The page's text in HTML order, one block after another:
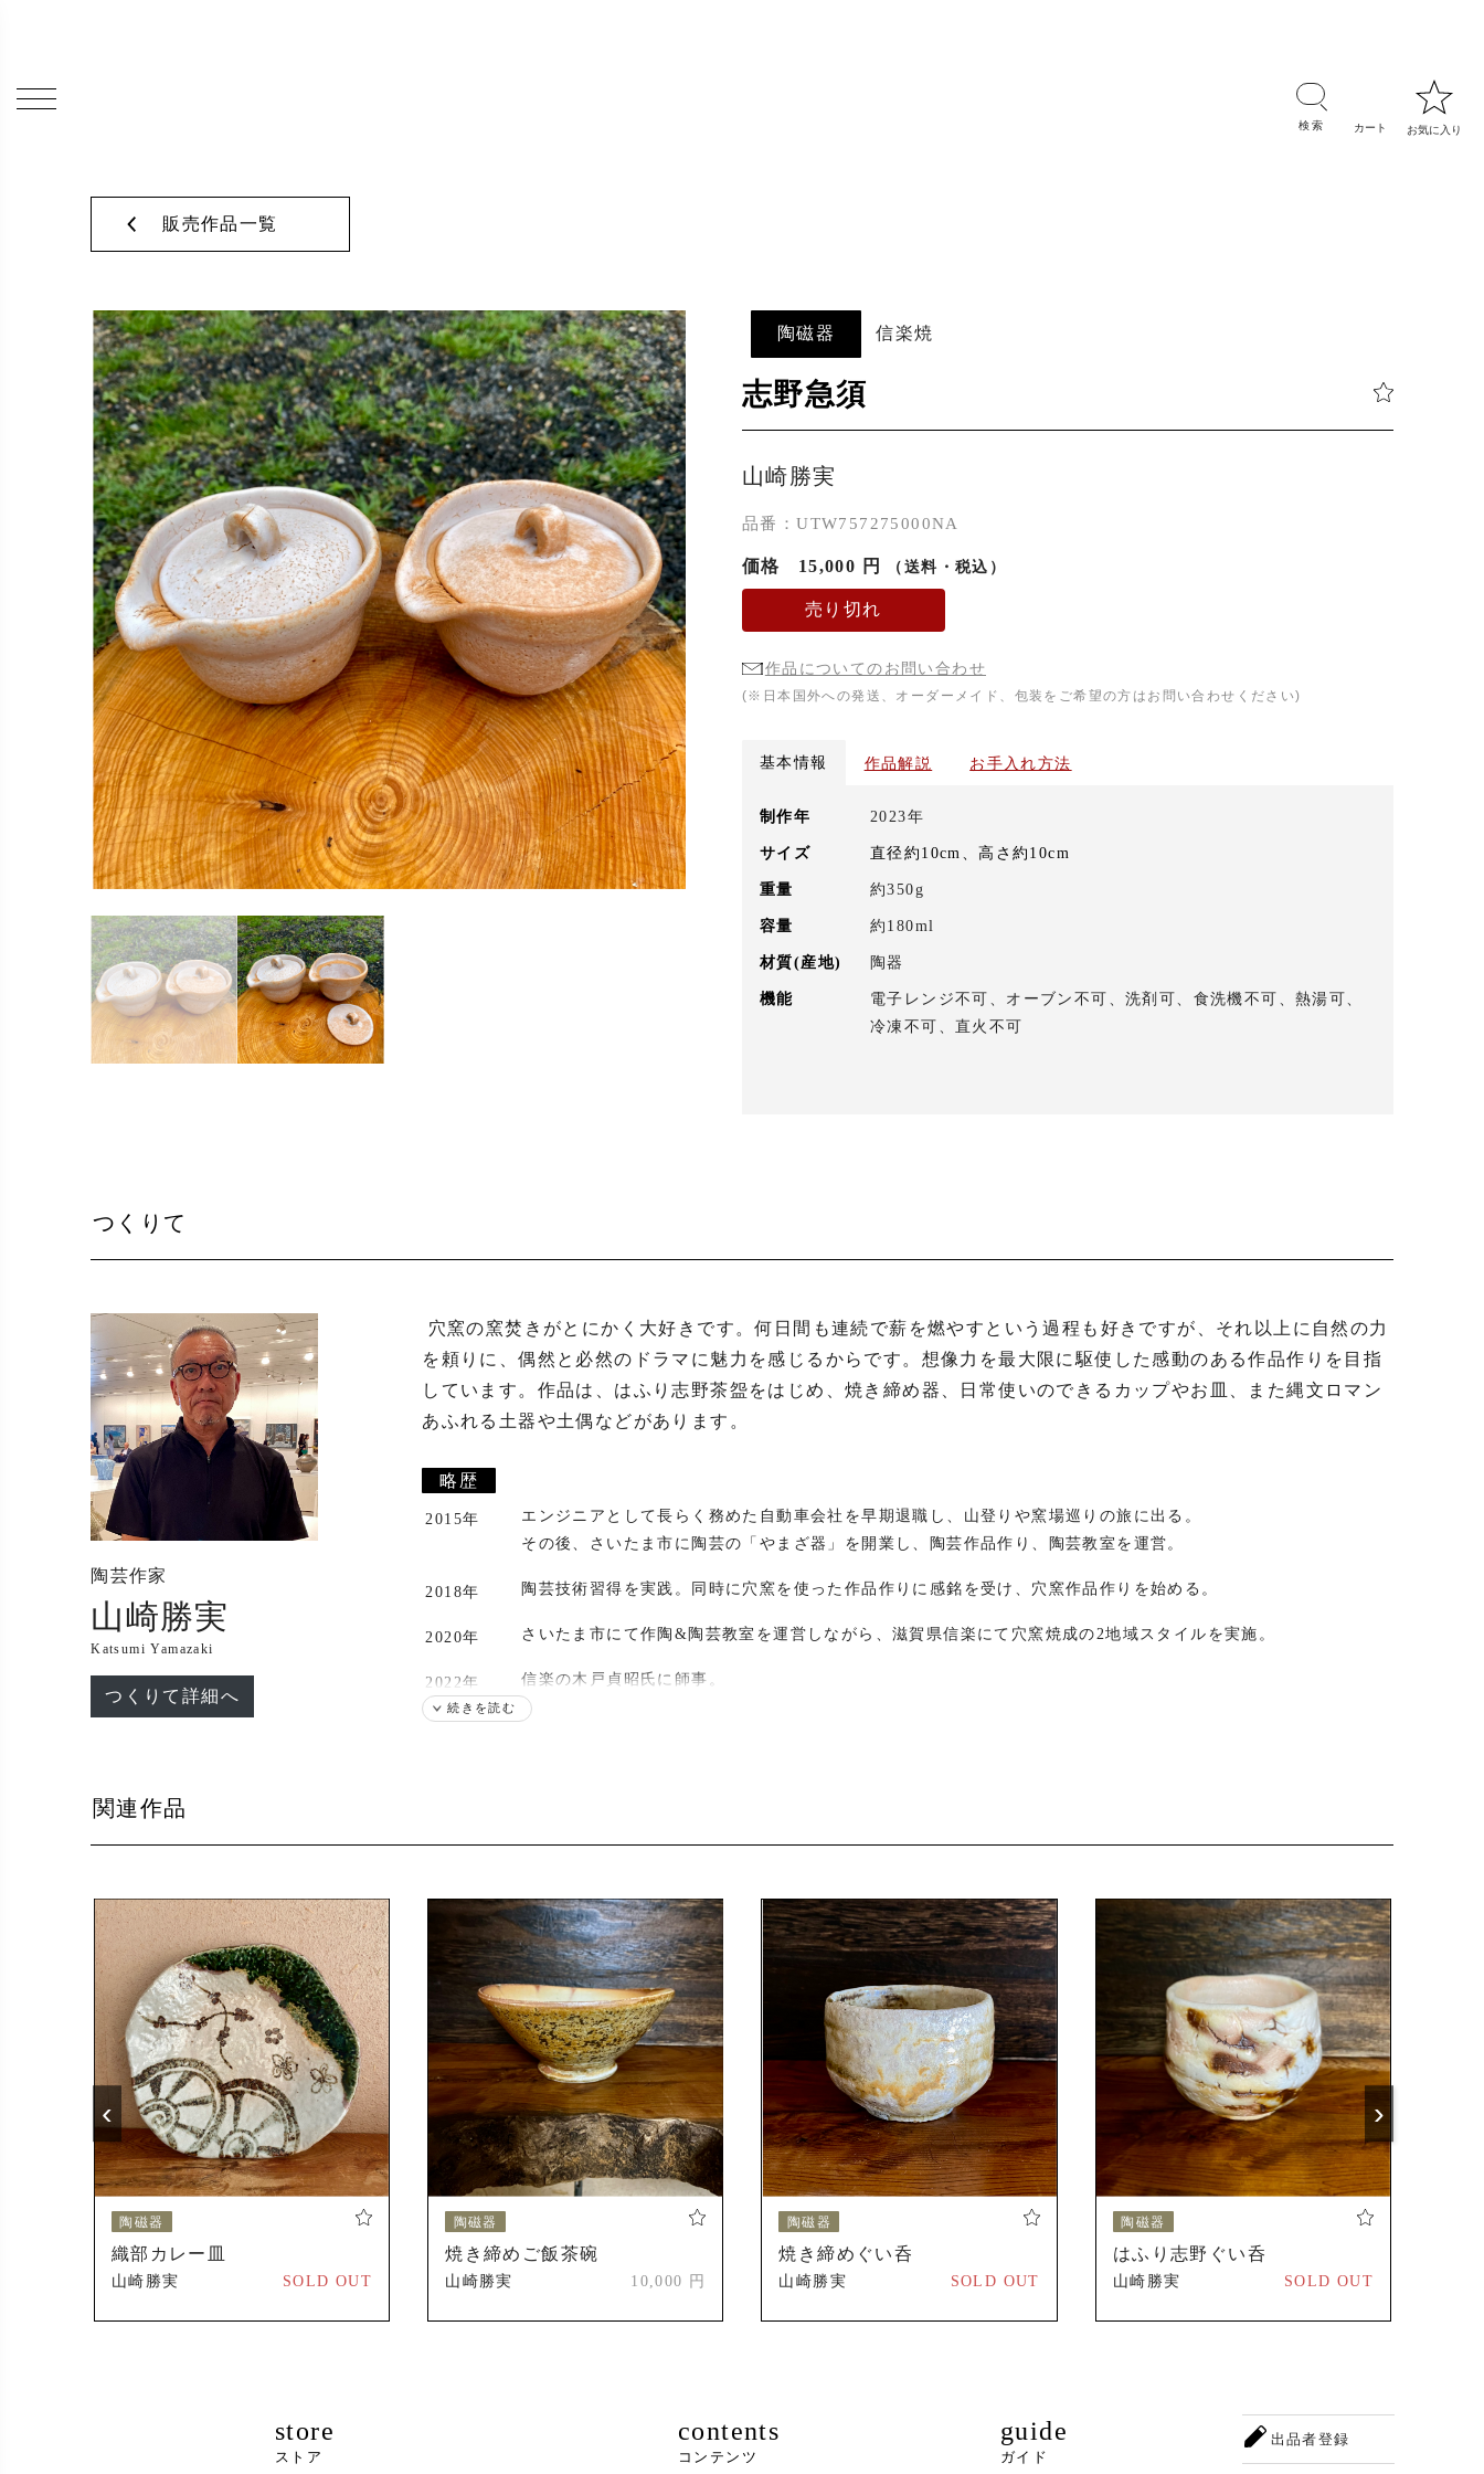
販売作品一覧
陶磁器 信楽焼
志野急須
山崎勝実
品番：UTW757275000NA
価格 15,000 円 （送料・税込）
売り切れ
作品についてのお問い合わせ
(※日本国外への発送、オーダーメイド、包装をご希望の方はお問い合わせください)
基本情報 作品解説 お手入れ方法
制作年 2023年
サイズ 直径約10cm、高さ約10cm
重量 約350g
容量 約180ml
材質(産地) 陶器
機能
電子レンジ不可、オーブン不可、洗剤可、食洗機不可、熱湯可、
冷凍不可、直火不可
つくりて
陶芸作家
山崎勝実
Katsumi Yamazaki
つくりて詳細へ
を頼りに、偶然と必然のドラマに魅力を感じるからです。想像力を最大限に駆使した感動のある作品作りを目指
しています。作品は、はふり志野茶盌をはじめ、焼き締め器、日常使いのできるカップやお皿、また縄文ロマン
あふれる土器や土偶などがあります。
略歴
2015年
エンジニアとして長らく務めた自動車会社を早期退職し、山登りや窯場巡りの旅に出る。
その後、さいたま市に陶芸の「やまざ器」を開業し、陶芸作品作り、陶芸教室を運営。
2018年 陶芸技術習得を実践。同時に穴窯を使った作品作りに感銘を受け、穴窯作品作りを始める。
2020年 さいたま市にて作陶&陶芸教室を運営しながら、滋賀県信楽にて穴窯焼成の2地域スタイルを実施。
2022年
信楽の木戸貞昭氏に師事。
信楽はふり窯で年4回の焼成。はふり志野茶盌や焼き締め器の製作開始。
出展歴
2020年 さいたま市近隣のショップで個展開始。
2024年 福岡、小倉、姫路、信楽、仙台など、各地の陶磁器フェアへの出展開始。
受賞歴
2023年 創造展(創造美術会)「シンリュウ賞」受賞(太古の蕾 ひらく)
2024年 第1回アジア国際美術交流展「日台韓芸術親善貢献賞」
続きを読む
関連作品
陶磁器
織部カレー皿
山崎勝実 SOLD OUT
陶磁器
焼き締めご飯茶碗
山崎勝実 10,000 円
陶磁器
焼き締めぐい呑
山崎勝実 SOLD OUT
陶磁器
はふり志野ぐい呑
山崎勝実 SOLD OUT
‹ ›
store
ストア
contents
コンテンツ
guide
ガイド
出品者登録